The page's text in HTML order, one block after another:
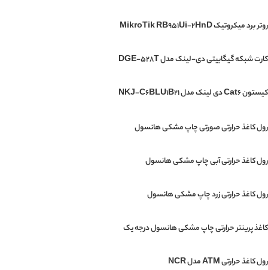
روتر برد میکروتیک MikroTik RB951Ui-2HnD
کارت شبکه گیگابیتی دی-لینک مدل DGE-528T
کیستون Cat6 دی لینک مدل NKJ-C6BLU1B21
رول کاغذ حرارتی صورتی چاپ مشکی هانسول
رول کاغذ حرارتی آبی چاپ مشکی هانسول
رول کاغذ حرارتی زرد چاپ مشکی هانسول
کاغذ پرینتر حرارتی چاپ مشکی هانسول درجه یک
رول کاغذ حرارتی ATM مدل NCR